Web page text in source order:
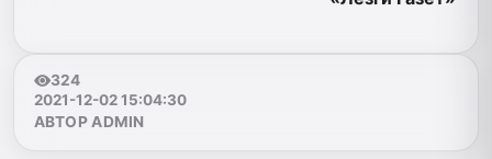
324
2021-12-02 15:04:30
АВТОР ADMIN